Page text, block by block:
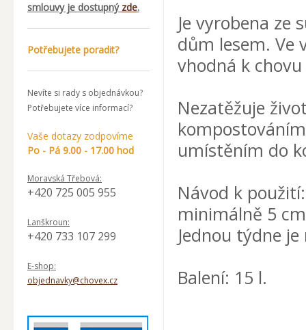
smlouvy je dostupný zde.
Potřebujete poradit?
Nevíte si rady s objednávkou?
Potřebujete více informací?
Vaše dotazy zodpovíme
Po - Pá 9.00 - 17.00 hod
Moravská Třebová:
+420 725 005 955
Lanškroun:
+420 733 107 299
E-shop:
objednavky@chovex.cz
Je vyrobena ze
dům lesem. Ve
vhodná k
Nezatěžuje
umístěním do
Návod k
minimálně 5
Jednou týdne
Balení: 15 l.